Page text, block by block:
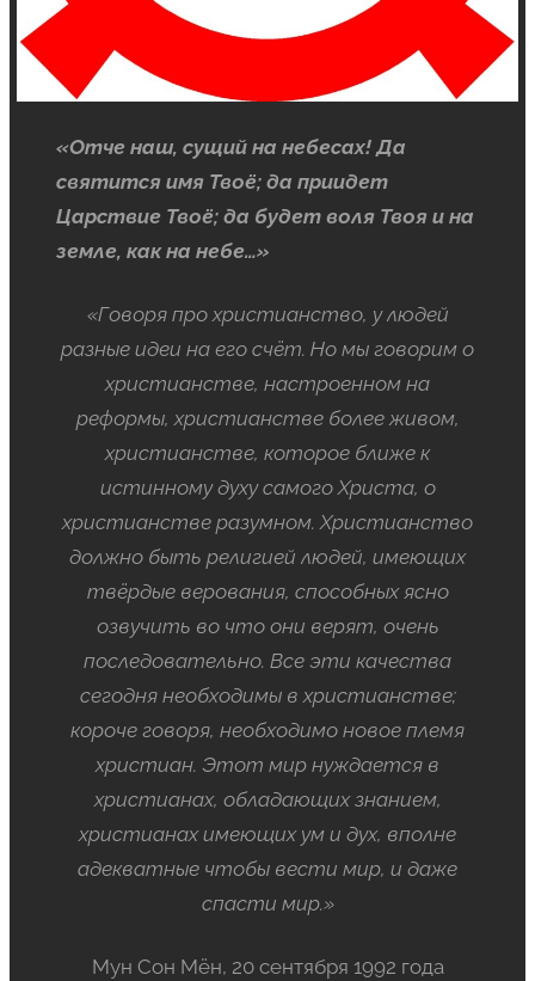
«Отче наш, сущий на небесах! Да
святится имя Твоё; да приидет
Царствие Твоё; да будет воля Твоя и на
земле, как на небе…»
«Говоря про христианство, у людей
разные идеи на его счёт. Но мы говорим о
христианстве, настроенном на
реформы, христианстве более живом,
христианстве, которое ближе к
истинному духу самого Христа, о
христианстве разумном. Христианство
должно быть религией людей, имеющих
твёрдые верования, способных ясно
озвучить во что они верят, очень
последовательно. Все эти качества
сегодня необходимы в христианстве;
короче говоря, необходимо новое племя
христиан. Этот мир нуждается в
христианах, обладающих знанием,
христианах имеющих ум и дух, вполне
адекватные чтобы вести мир, и даже
спасти мир.»
Мун Сон Мён, 20 сентября 1992 года